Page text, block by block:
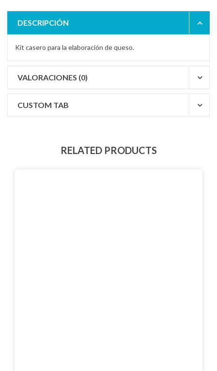
DESCRIPCIÓN
Kit casero para la elaboración de queso.
VALORACIONES (0)
CUSTOM TAB
RELATED PRODUCTS